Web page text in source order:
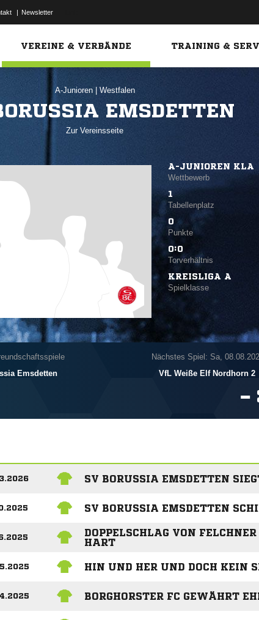
| Newsletter
VEREINE & VERBÄNDE TRAINING &
A-Junioren Westfalen
EMSDETTEN
Zur Vereinsseite
A-JUNIOREN KLA
Wettbewerb
1
Tabellenplatz
0
Punkte
0:0
Torverhältnis
KREISLIGA A
Spielklasse
Emsdetten
Nächstes Spiel: Sa,
VfL Weiße Elf Nordhorn 2

SV BORUSSIA EMSDETTEN
SV BORUSSIA EMSDETTEN
DOPPELSCHLAG VON
HART
HIN UND HER UND DOCH KEIN
BORGHORSTER FC GEWÄHRT